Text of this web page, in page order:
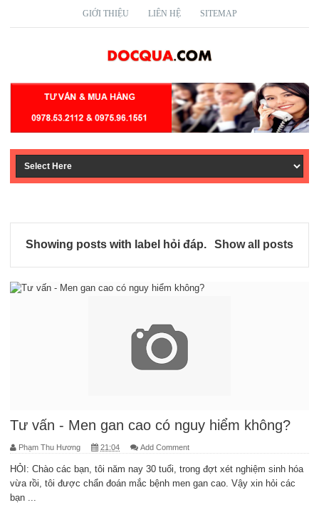
GIỚI THIỆU LIÊN HỆ SITEMAP
Showing posts with label hỏi đáp. Show all posts
Tư vấn - Men gan cao có nguy hiểm không?
Phạm Thu Hương 21:04 Add Comment
HỎI: Chào các bạn, tôi năm nay 30 tuổi, trong đợt xét nghiệm sinh hóa
vừa rồi, tôi được chẩn đoán mắc bệnh men gan cao. Vậy xin hỏi các
bạn ...